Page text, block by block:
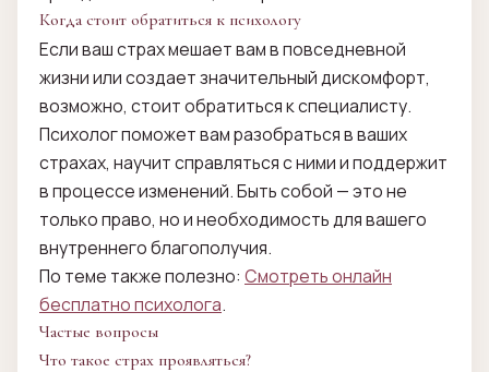
Когда стоит обратиться к психологу
Если ваш страх мешает вам в повседневной
жизни или создает значительный дискомфорт,
возможно, стоит обратиться к специалисту.
Психолог поможет вам разобраться в ваших
страхах, научит справляться с ними и поддержит
в процессе изменений. Быть собой — это не
только право, но и необходимость для вашего
внутреннего благополучия.
По теме также полезно: Смотреть онлайн
бесплатно психолога.
Частые вопросы
Что такое страх проявляться?